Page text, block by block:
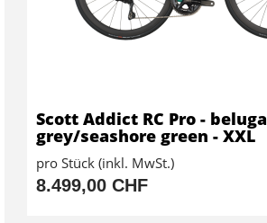
Scott Addict RC Pro - beluga
grey/seashore green - XXL
pro Stück (inkl. MwSt.)
8.499,00 CHF